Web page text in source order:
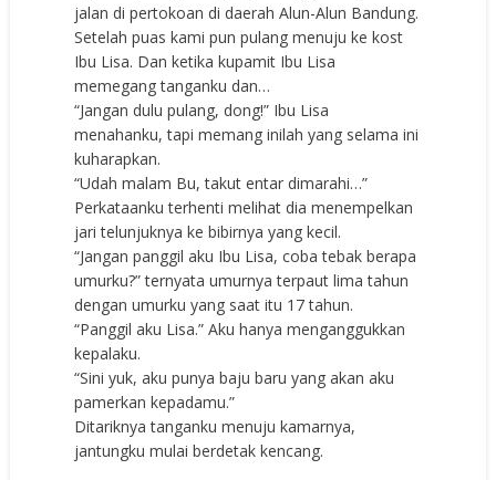
jalan di pertokoan di daerah Alun-Alun Bandung.
Setelah puas kami pun pulang menuju ke kost
Ibu Lisa. Dan ketika kupamit Ibu Lisa
memegang tanganku dan…
“Jangan dulu pulang, dong!” Ibu Lisa
menahanku, tapi memang inilah yang selama ini
kuharapkan.
“Udah malam Bu, takut entar dimarahi…”
Perkataanku terhenti melihat dia menempelkan
jari telunjuknya ke bibirnya yang kecil.
“Jangan panggil aku Ibu Lisa, coba tebak berapa
umurku?” ternyata umurnya terpaut lima tahun
dengan umurku yang saat itu 17 tahun.
“Panggil aku Lisa.” Aku hanya menganggukkan
kepalaku.
“Sini yuk, aku punya baju baru yang akan aku
pamerkan kepadamu.”
Ditariknya tanganku menuju kamarnya,
jantungku mulai berdetak kencang.